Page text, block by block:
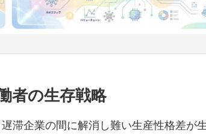
者の生存戦略
滞企業の間に解消し難い生産性格差が